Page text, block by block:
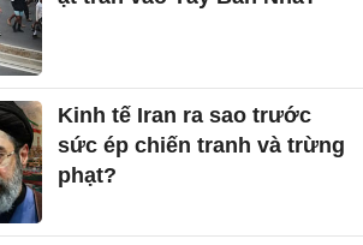
Kinh tế Iran ra sao trước
sức ép chiến tranh và trừng
phạt?